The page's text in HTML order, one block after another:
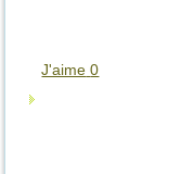
J'aime 0